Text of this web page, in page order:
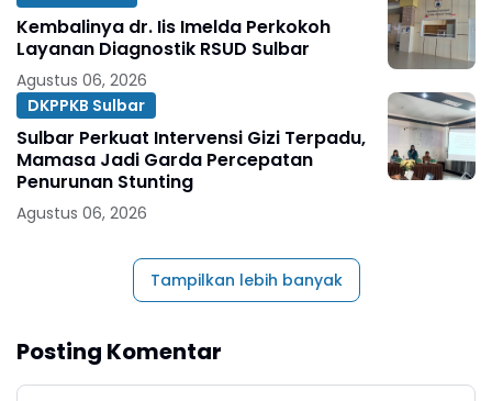
Kembalinya dr. Iis Imelda Perkokoh
Layanan Diagnostik RSUD Sulbar
Agustus 06, 2026
DKPPKB Sulbar
Sulbar Perkuat Intervensi Gizi Terpadu,
Mamasa Jadi Garda Percepatan
Penurunan Stunting
Agustus 06, 2026
Tampilkan lebih banyak
Posting Komentar